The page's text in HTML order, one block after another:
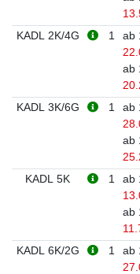
KADL 2K/4G
1
ab
ab
KADL 3K/6G
1
ab
ab
KADL 5K
1
ab
ab
KADL 6K/2G
1
ab